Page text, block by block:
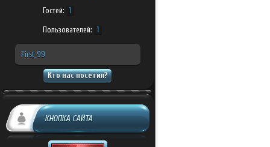
Гостей: 1
Пользователей: 1
First_99
Кто нас посетил?
КНОПКА САЙТА